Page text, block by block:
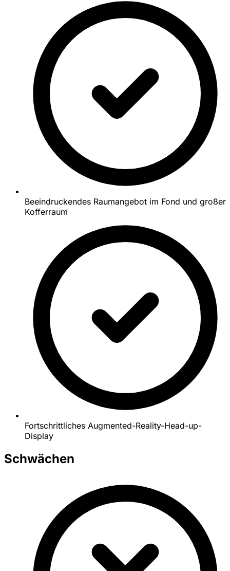
Beeindruckendes Raumangebot im Fond und großer
Kofferraum
Fortschrittliches Augmented-Reality-Head-up-
Display
Schwächen